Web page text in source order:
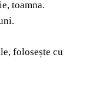
toamna.
folosește cu